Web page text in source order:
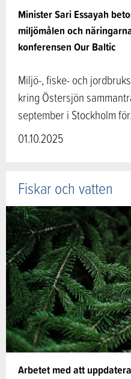
Minister Sari Essayah
miljömålen och
konferensen Our Baltic
Miljö-, fiske- och
kring Östersjön
september i Stockholm
01.10.2025
Arbetet med att
Fiskar och vatten